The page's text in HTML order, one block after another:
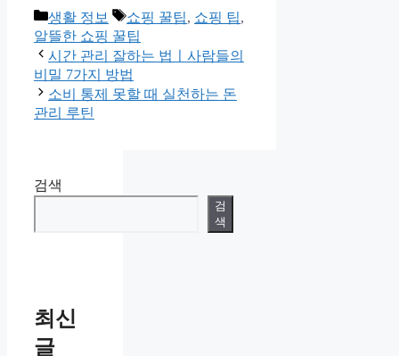
Categories
생활 정보 Tags
쇼핑 꿀팁, 쇼핑 팁,
알뜰한 쇼핑 꿀팁
시간 관리 잘하는 법ㅣ사람들의
비밀 7가지 방법
소비 통제 못할 때 실천하는 돈
관리 루틴
검색
검
색
최신
글